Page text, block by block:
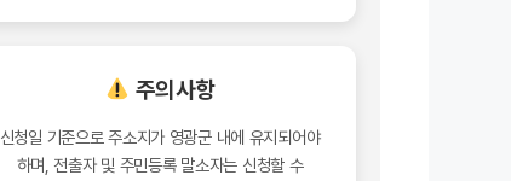
주의사항
신청일 기준으로 주소지가 영광군 내에 유지되어야
하며, 전출자 및 주민등록 말소자는 신청할 수